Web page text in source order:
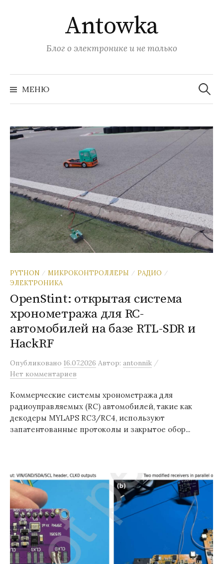
содержимомуAntowka
Блог о электронике и не только
МЕНЮ
Найти:
PYTHON / МИКРОКОНТРОЛЛЕРЫ / РАДИО /
ЭЛЕКТРОНИКА
OpenStint: открытая система
хронометража для RC-
автомобилей на базе RTL-SDR и
HackRF
Опубликовано 16.07.2026 Автор: antonnik /
Нет комментариев
Коммерческие системы хронометража для
радиоуправляемых (RC) автомобилей, такие как
декодеры MYLAPS RC3/RC4, используют
запатентованные протоколы и закрытое обор...